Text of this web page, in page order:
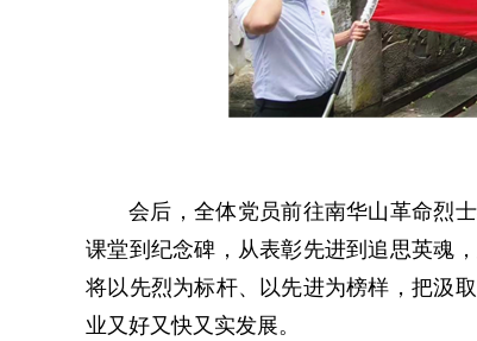
会后，全体党员前往南华山革命烈
课堂到纪念碑，从表彰先进到追思英魂
将以先烈为标杆、以先进为榜样，把汲
业又好又快又实发展。